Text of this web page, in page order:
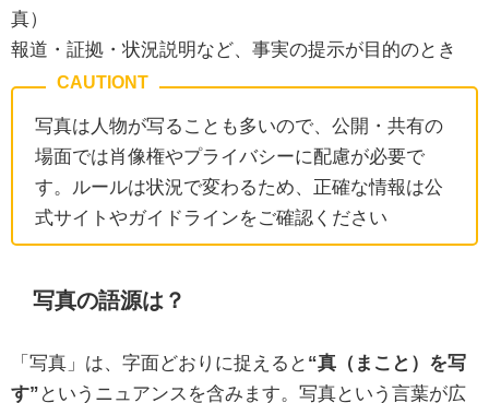
真）
報道・証拠・状況説明など、事実の提示が目的のとき
写真は人物が写ることも多いので、公開・共有の
場面では肖像権やプライバシーに配慮が必要で
す。ルールは状況で変わるため、正確な情報は公
式サイトやガイドラインをご確認ください
写真の語源は？
「写真」は、字面どおりに捉えると “真（まこと）を写
す” というニュアンスを含みます。写真という言葉が広